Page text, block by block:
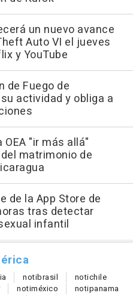
un nuevo avance
Auto VI el jueves
y YouTube
de Fuego de
actividad y obliga a
OEA "ir más allá"
matrimonio de
de la App Store de
tras detectar
infantil
notibrasil notichile
notiméxico notipanama